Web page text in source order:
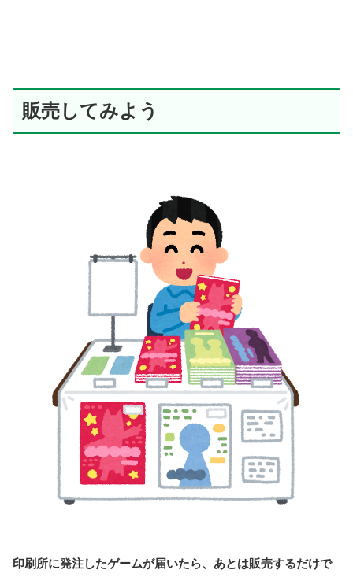
販売してみよう
印刷所に発注したゲームが届いたら、あとは販売するだけで